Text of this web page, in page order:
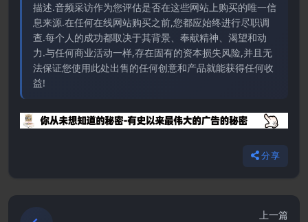
描述.音频采访作为您评估是否在这些网站上购买的唯一信
息来源.在任何在线网站购买之前,您都应始终进行尽职调
查.每个人的成功都取决于其背景、奉献精神、渴望和动
力.与任何商业活动一样,存在固有的资本损失风险,并且无
法保证您使用此处出售的任何创意和产品就能获得任何收
益!
分享
上一篇